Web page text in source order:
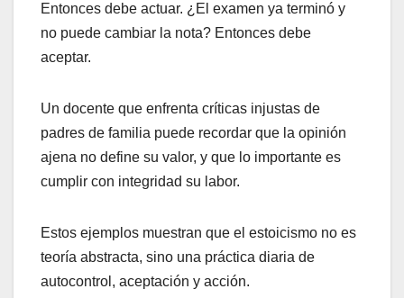
Entonces debe actuar. ¿El examen ya terminó y
no puede cambiar la nota? Entonces debe
aceptar.
Un docente que enfrenta críticas injustas de
padres de familia puede recordar que la opinión
ajena no define su valor, y que lo importante es
cumplir con integridad su labor.
Estos ejemplos muestran que el estoicismo no es
teoría abstracta, sino una práctica diaria de
autocontrol, aceptación y acción.